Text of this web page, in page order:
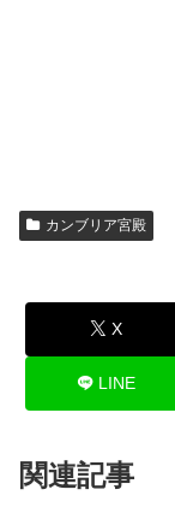
カンブリア宮殿
X
LINE
関連記事